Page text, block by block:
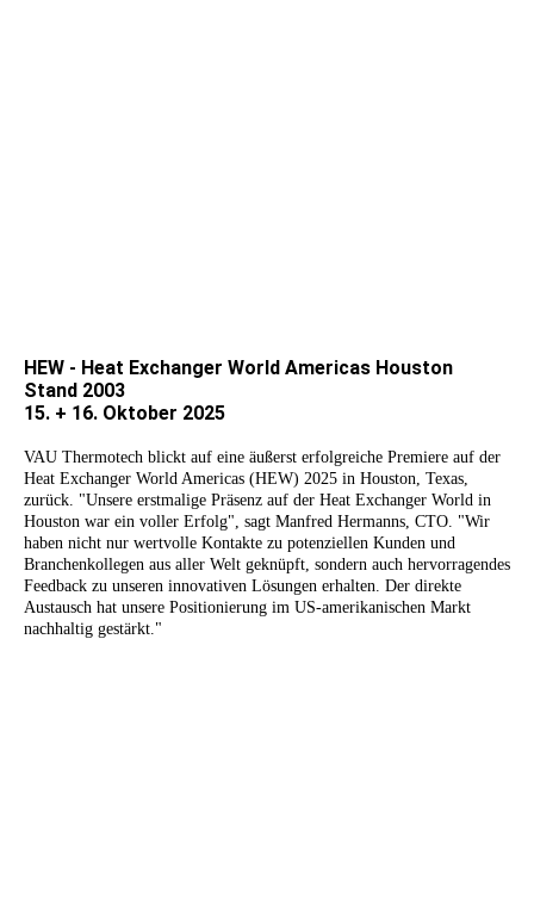
HEW - Heat Exchanger World Americas Houston
Stand 2003
15. + 16. Oktober 2025
VAU Thermotech blickt auf eine äußerst erfolgreiche Premiere auf der
Heat Exchanger World Americas (HEW) 2025 in Houston, Texas,
zurück. "Unsere erstmalige Präsenz auf der Heat Exchanger World in
Houston war ein voller Erfolg", sagt Manfred Hermanns, CTO. "Wir
haben nicht nur wertvolle Kontakte zu potenziellen Kunden und
Branchenkollegen aus aller Welt geknüpft, sondern auch hervorragendes
Feedback zu unseren innovativen Lösungen erhalten. Der direkte
Austausch hat unsere Positionierung im US-amerikanischen Markt
nachhaltig gestärkt."